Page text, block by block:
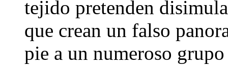
tejido pretenden
que crean un falso
pie a un numeroso